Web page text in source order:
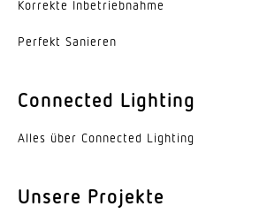
Korrekte Inbe­trieb­nahme
Perfekt Sanieren
Connected Lighting
Alles über Connected Lighting
Unsere Projekte